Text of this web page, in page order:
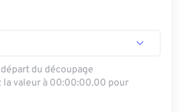
du découpage
la valeur à 00:00:00.00 pour